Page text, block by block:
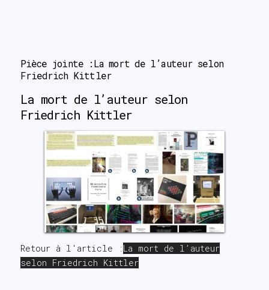
Pièce jointe :La mort de l’auteur selon
Friedrich Kittler
La mort de l’auteur selon
Friedrich Kittler
Retour à l'article : La mort de l’auteur
selon Friedrich Kittler